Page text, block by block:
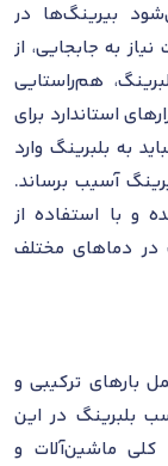
بیرینگ‌ها در
به جابجایی، از
هم‌راستایی
استاندارد برای
به بلبرینگ وارد
آسیب برساند.
و با استفاده از
در دماهای مختلف
بارهای ترکیبی و
بلبرینگ در این
کلی ماشین‌آلات و